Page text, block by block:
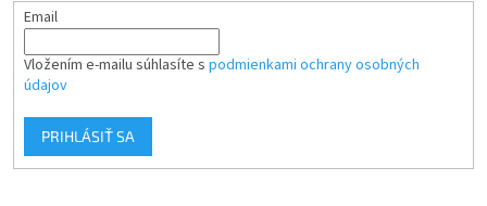
Email
Vložením e-mailu súhlasíte s podmienkami ochrany osobných
údajov
PRIHLÁSIŤ SA